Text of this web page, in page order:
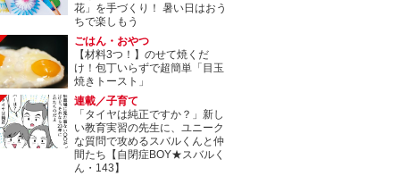
花」を手づくり！ 暑い日はおう
ちで楽しもう
ごはん・おやつ
【材料3つ！】のせて焼くだ
け！包丁いらずで超簡単「目玉
焼きトースト」
連載／子育て
「タイヤは純正ですか？」新し
い教育実習の先生に、ユニーク
な質問で攻めるスバルくんと仲
間たち【自閉症BOY★スバルく
ん・143】